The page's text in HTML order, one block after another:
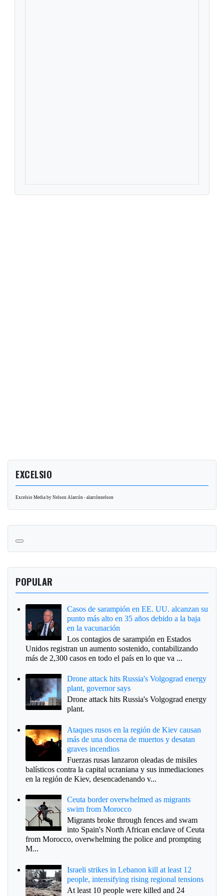
EXCELSIO
Excelsio Media by Nelson Alarcón - alarcónnelson
POPULAR
Casos de sarampión en EE. UU. alcanzan su
punto más alto en 35 años debido a la baja
en la vacunación
Los contagios de sarampión en Estados
Unidos registran un aumento sostenido, contabilizando
más de 2,300 casos en todo el país en lo que va ...
Drone attack hits Russia's Volgograd energy
plant, governor says
Drone attack hits Russia's Volgograd energy
plant.
Ataques rusos en la región de Kiev causan
más de una docena de muertos y desatan
graves incendios
Fuerzas rusas lanzaron oleadas de misiles
balísticos contra la capital ucraniana y sus inmediaciones
en la región de Kiev, desencadenando v...
Ceuta border overwhelmed as migrants
swim from Morocco
Migrants broke through fences and swam
into Spain's North African enclave of Ceuta
from Morocco, overwhelming the police and prompting
M...
Israeli strikes in Lebanon kill at least 12
people, intensifying rising regional tensions
At least 10 people were killed and 24